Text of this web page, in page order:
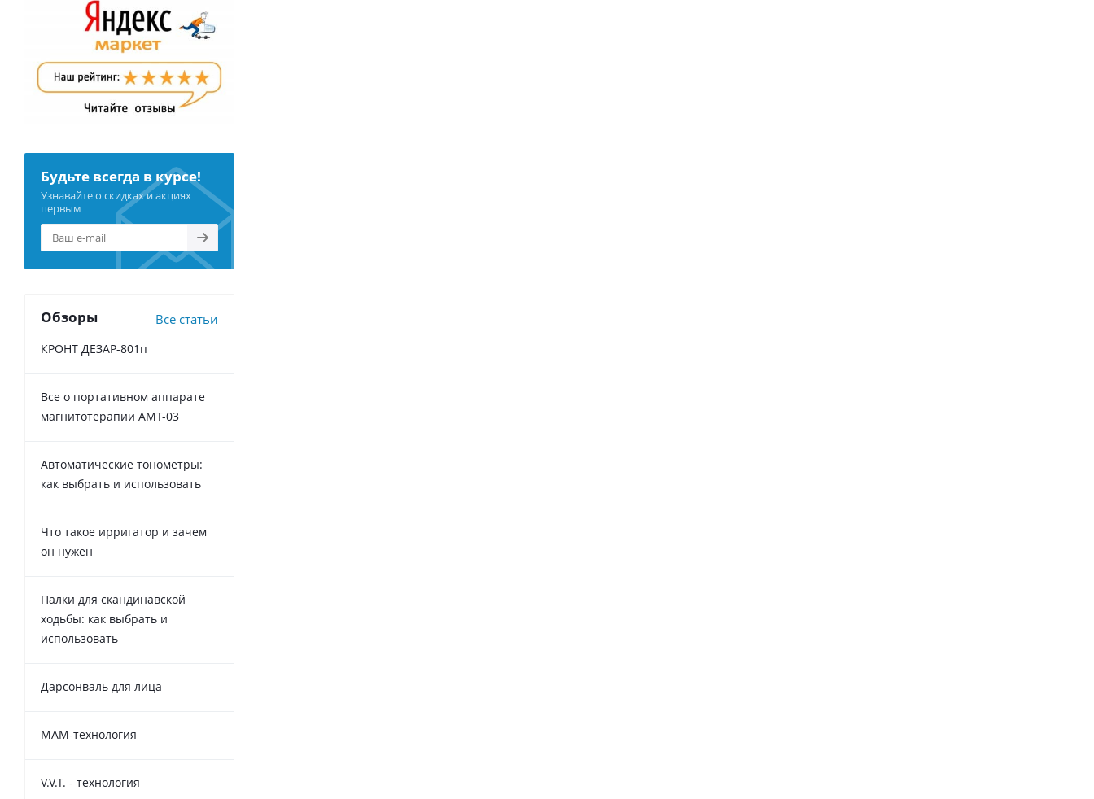
Будьте всегда в курсе!
Узнавайте о скидках и акциях
первым
Обзоры Все статьи
КРОНТ ДЕЗАР-801п
Все о портативном аппарате
магнитотерапии АМТ-03
Автоматические тонометры:
как выбрать и использовать
Что такое ирригатор и зачем
он нужен
Палки для скандинавской
ходьбы: как выбрать и
использовать
Дарсонваль для лица
MAM-технология
V.V.T. - технология